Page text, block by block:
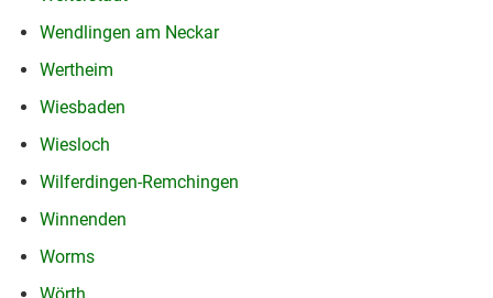
Wendlingen am Neckar
Wertheim
Wiesbaden
Wiesloch
Wilferdingen-Remchingen
Winnenden
Worms
Wörth